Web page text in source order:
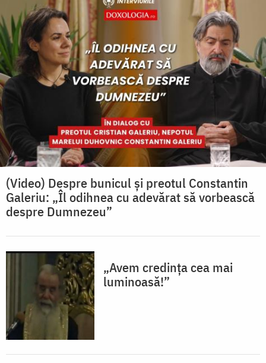
(Video) Despre bunicul și preotul Constantin
Galeriu: „Îl odihnea cu adevărat să vorbească
despre Dumnezeu”
„Avem credința cea mai
luminoasă!”